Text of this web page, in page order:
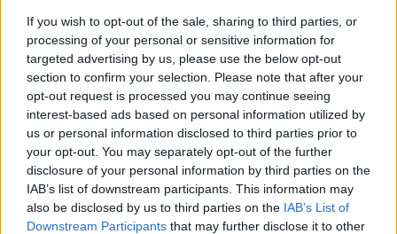
If you wish to opt-out of the sale, sharing to third parties, or
processing of your personal or sensitive information for
targeted advertising by us, please use the below opt-out
section to confirm your selection. Please note that after your
opt-out request is processed you may continue seeing
interest-based ads based on personal information utilized by
us or personal information disclosed to third parties prior to
your opt-out. You may separately opt-out of the further
disclosure of your personal information by third parties on the
IAB’s list of downstream participants. This information may
also be disclosed by us to third parties on the IAB’s List of
Downstream Participants that may further disclose it to other
kiállítás egyik arcaként láthatjuk. A kiállításhoz a
fotót Jeanloup Sieff lánya, Sonia Sieff készítette, aki
olyan hírességeket fotózott korábban, mint
Catherine Deneuve, Sophie Marceau vagy Liza
Minelli. És most mármagyar büszkeségünkis ott
van a listáján.
Kattintsatok, és gyönyörködjetek!
Srej Zsófi megmutatja, hogyan kell pózolni S Moda